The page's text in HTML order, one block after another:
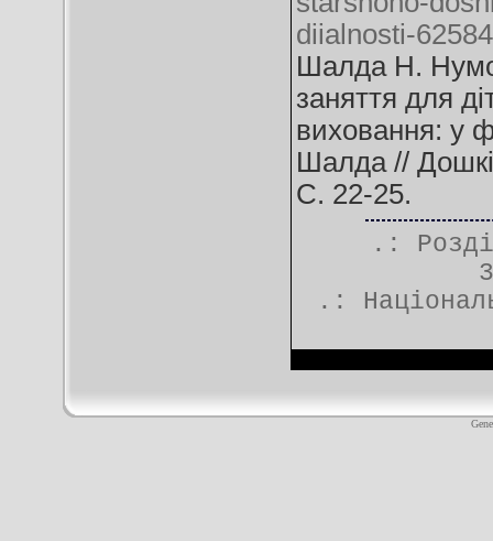
diialnosti-
Шалда Н. Нумо
заняття для
виховання: у
Шалда //
С. 22-25.
.:
.: